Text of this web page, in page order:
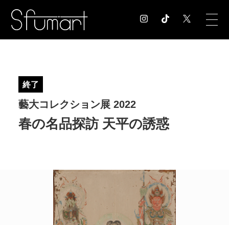
EXHIBITION
MUSEUM 美術館情報
CONTACT お問合せ
終了
藝大コレクション展 2022
春の名品探訪 天平の誘惑